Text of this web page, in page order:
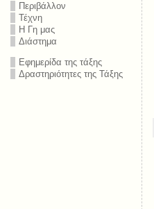
Περιβάλλον
Τέχνη
Η Γη μας
Διάστημα
Εφημερίδα της τάξης
Δραστηριότητες της Τάξης